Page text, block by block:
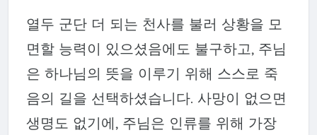
열두 군단 더 되는 천사를 불러 상황을 모
면할 능력이 있으셨음에도 불구하고, 주님
은 하나님의 뜻을 이루기 위해 스스로 죽
음의 길을 선택하셨습니다. 사망이 없으면
생명도 없기에, 주님은 인류를 위해 가장